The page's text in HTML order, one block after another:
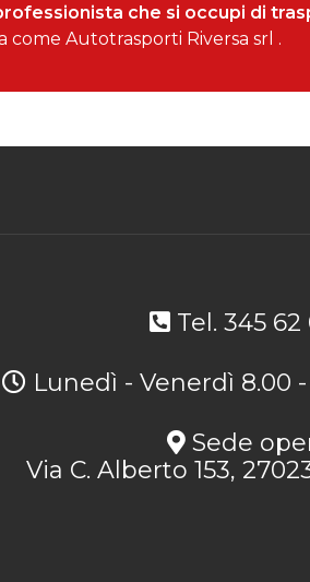
che si occupi di
Autotrasporti Riversa srl .
Tel. 345
Lunedì - Venerdì 8.00 -
Sede
Via C. Alberto 153,